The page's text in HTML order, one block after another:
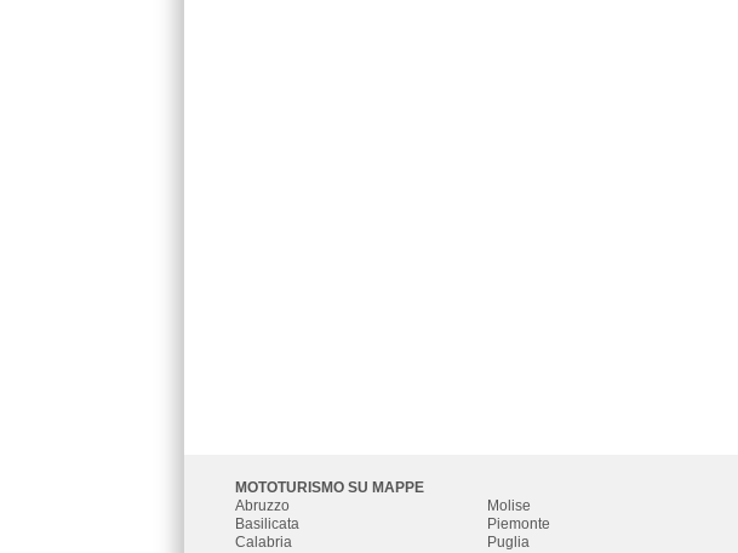
MOTOTURISMO SU MAPPE
Abruzzo
Basilicata
Calabria
Molise
Piemonte
Puglia